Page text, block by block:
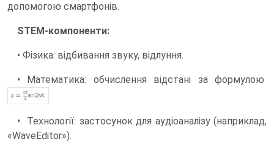
допомогою смартфонів.
STEM-компоненти:
• Фізика: відбивання звуку, відлуння.
• Математика: обчислення відстані за формулою
• Технології: застосунок для аудіоаналізу (наприклад,
«WaveEditor»).